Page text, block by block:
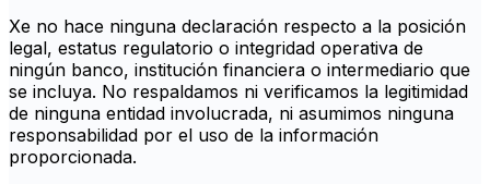
Xe no hace ninguna declaración respecto a la posición
legal, estatus regulatorio o integridad operativa de
ningún banco, institución financiera o intermediario que
se incluya. No respaldamos ni verificamos la legitimidad
de ninguna entidad involucrada, ni asumimos ninguna
responsabilidad por el uso de la información
proporcionada.